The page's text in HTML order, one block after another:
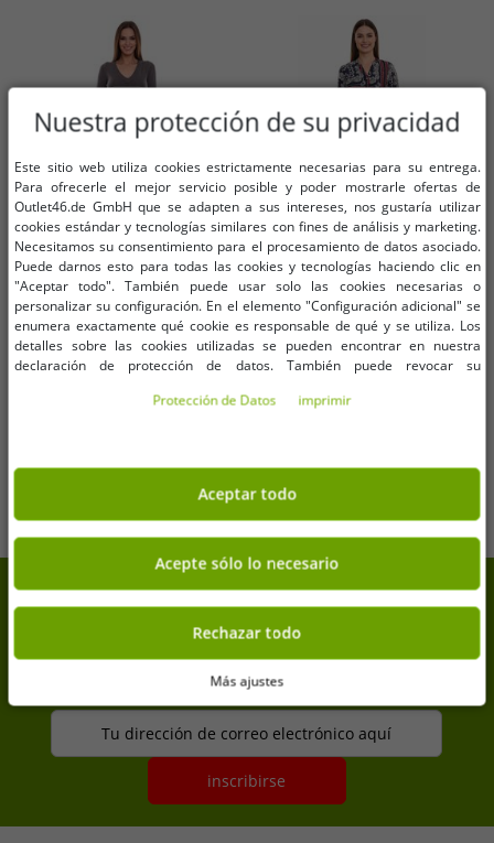
Tallas disponibles
32 34 36
Vestido jersey de mujer AjC vestido
Tallas disponibles
34 36 38
DELMAO Vestido midi de mujer
58986315 azul/rojo
7% de descuento extra en tu
Suscríbete a nuestra newsletter y consigue tu 7% de
Tu dirección de correo electrónico aquí
inscribirse
Nuestra protección de su privacidad
Este sitio web utiliza cookies estrictamente necesarias para su entrega.
Para ofrecerle el mejor servicio posible y poder mostrarle ofertas de
Outlet46.de GmbH que se adapten a sus intereses, nos gustaría utilizar
cookies estándar y tecnologías similares con fines de análisis y marketing.
Necesitamos su consentimiento para el procesamiento de datos asociado.
Puede darnos esto para todas las cookies y tecnologías haciendo clic en
"Aceptar todo". También puede usar solo las cookies necesarias o
personalizar su configuración. En el elemento "Configuración adicional" se
enumera exactamente qué cookie es responsable de qué y se utiliza. Los
detalles sobre las cookies utilizadas se pueden encontrar en nuestra
declaración de protección de datos. También puede revocar su
encontrar en la impresión.Protección de Datos imprimir
Aceptar todo
Acepte sólo lo necesario
Rechazar todo
Más ajustes